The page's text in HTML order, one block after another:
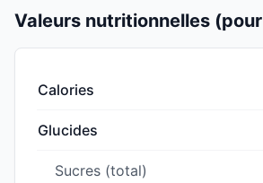
Valeurs nutritionnelles
Calories
Glucides
Sucres (total)